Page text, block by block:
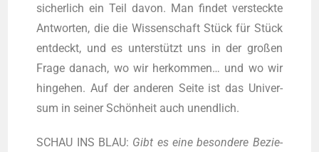
sicher­lich ein Teil davon. Man fin­det ver­steck­te
Ant­wor­ten, die die Wis­sen­schaft Stück für Stück
ent­deckt, und es unter­stützt uns in der gro­ßen
Fra­ge danach, wo wir her­kom­men… und wo wir
hin­ge­hen. Auf der ande­ren Sei­te ist das Uni­ver­
sum in sei­ner Schön­heit auch unendlich.
SCHAU INS BLAU: Gibt es eine beson­de­re Bezie­